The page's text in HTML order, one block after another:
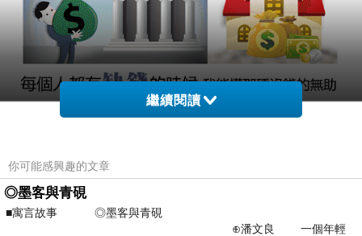
繼續閱讀
你可能感興趣的文章
◎墨客與青硯
■寓言故事 ◎墨客與青硯
⊕潘文良 一個年輕